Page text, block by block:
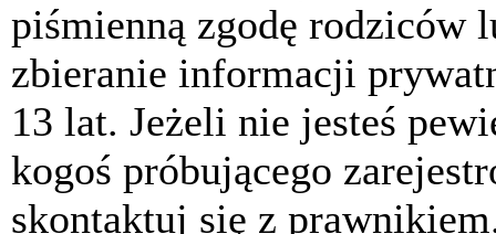
piśmienną zgodę rodziców
zbieranie informacji
13 lat. Jeżeli nie jesteś
kogoś próbującego
skontaktuj się z